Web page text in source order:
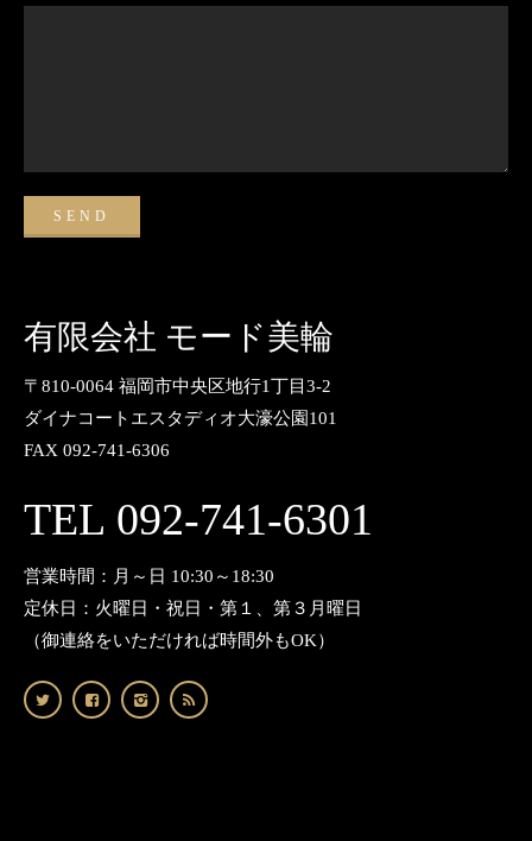
有限会社 モード美輪
〒810-0064 福岡市中央区地行1丁目3-2
ダイナコートエスタディオ大濠公園101
FAX 092-741-6306
TEL 092-741-6301
営業時間：月～日 10:30～18:30
定休日：火曜日・祝日・第１、第３月曜日
（御連絡をいただければ時間外もOK）